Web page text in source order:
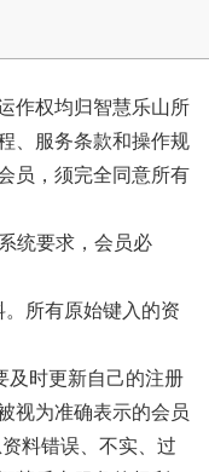
作权均归智慧乐山所
、服务条款和操作规
员，须完全同意所有
统要求，会员必
所有原始键入的资
及时更新自己的注册
视为准确表示的会员
料错误、不实、过